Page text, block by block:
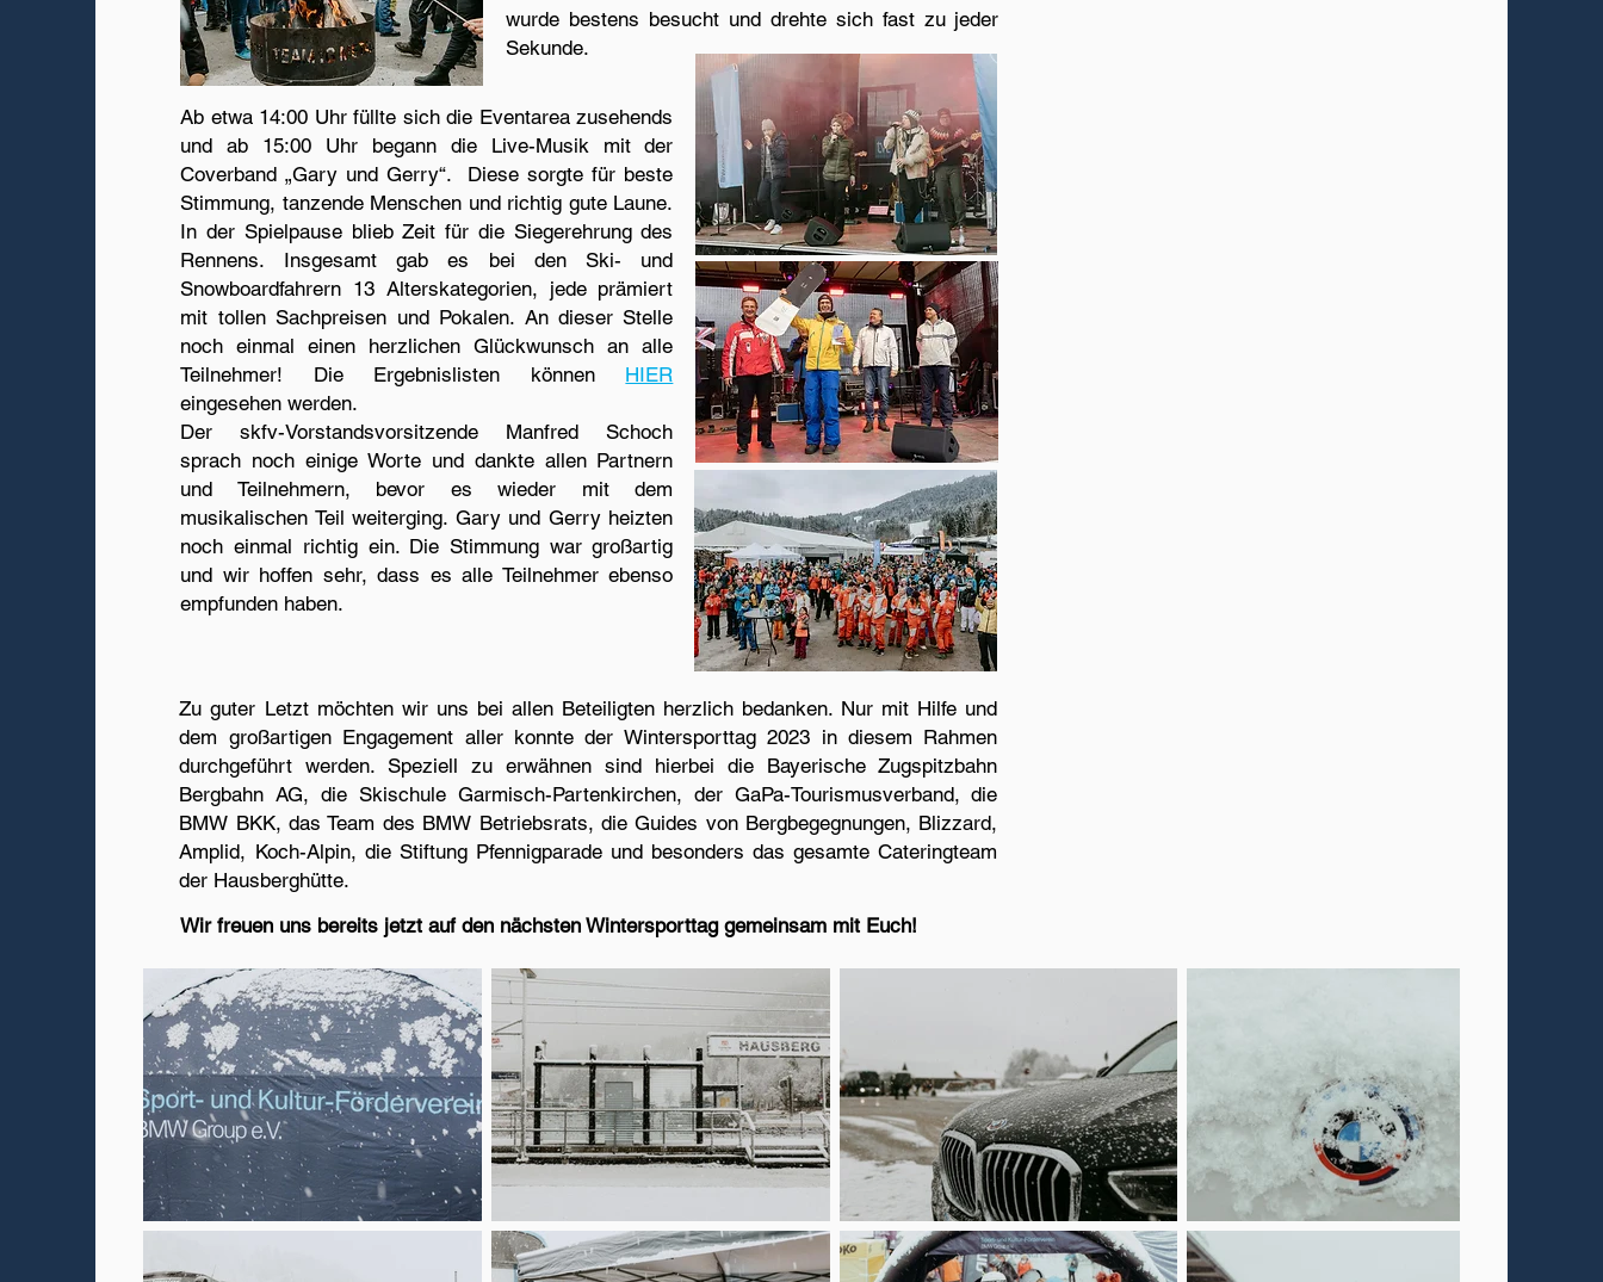
wurde bestens besucht und drehte sich fast zu jeder
Sekunde.
Ab etwa 14:00 Uhr füllte sich die Eventarea zusehends
und ab 15:00 Uhr begann die Live-Musik mit der
Coverband „Gary und Gerry“. Diese sorgte für beste
Stimmung, tanzende Menschen und richtig gute Laune.
In der Spielpause blieb Zeit für die Siegerehrung des
Rennens. Insgesamt gab es bei den Ski- und
Snowboardfahrern 13 Alterskategorien, jede prämiert
mit tollen Sachpreisen und Pokalen. An dieser Stelle
noch einmal einen herzlichen Glückwunsch an alle
Teilnehmer! Die Ergebnislisten können HIER
eingesehen werden.
Der skfv-Vorstandsvorsitzende Manfred Schoch
sprach noch einige Worte und dankte allen Partnern
und Teilnehmern, bevor es wieder mit dem
musikalischen Teil weiterging. Gary und Gerry heizten
noch einmal richtig ein. Die Stimmung war großartig
und wir hoffen sehr, dass es alle Teilnehmer ebenso
empfunden haben.
Zu guter Letzt möchten wir uns bei allen Beteiligten herzlich bedanken. Nur mit Hilfe und
dem großartigen Engagement aller konnte der Wintersporttag 2023 in diesem Rahmen
durchgeführt werden. Speziell zu erwähnen sind hierbei die Bayerische Zugspitzbahn
Bergbahn AG, die Skischule Garmisch-Partenkirchen, der GaPa-Tourismusverband, die
BMW BKK, das Team des BMW Betriebsrats, die Guides von Bergbegegnungen, Blizzard,
Amplid, Koch-Alpin, die Stiftung Pfennigparade und besonders das gesamte Cateringteam
der Hausberghütte.
Wir freuen uns bereits jetzt auf den nächsten Wintersporttag gemeinsam mit Euch!